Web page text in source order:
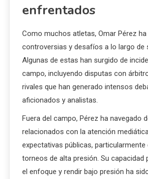
enfrentados
Como muchos atletas, Omar Pérez
controversias y desafíos a lo largo de
Algunas de estas han surgido de
campo, incluyendo disputas con
rivales que han generado intensos
aficionados y analistas.
Fuera del campo, Pérez ha navegado
relacionados con la atención
expectativas públicas, particularmente
torneos de alta presión. Su capacidad
el enfoque y rendir bajo presión ha